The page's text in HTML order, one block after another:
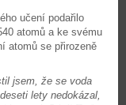
učení podařilo
atomů a ke svému
atomů se přirozeně
jsem, že se voda
lety nedokázal,